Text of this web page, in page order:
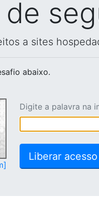
a sites
abaixo.
Digite a palavra na